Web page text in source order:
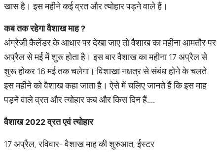
खास है। इस महीने कई व्रत और त्योहार पड़ने वाले हैं।
कबतकरहेगावैशाखमाह?
अंग्रेजी कैलेंडर के आधार पर देखा जाए तो वैशाख का महीना आमतौर पर
अप्रैल से मई में शुरू होता है। इस बार वैशाख का महीना 17 अप्रैल से
शुरू होकर 16 मई तक चलेगा। विशाखा नक्षत्र से संबंध होने के चलते
इस महीने को वैशाख कहा जाता है। ऐसे में चलिए जानते हैं कि इस माह
पड़ने वाले व्रत और त्योहार कब और किस दिन हैं....
वैशाख2022व्रतएवंत्योहार
17 अप्रैल, रविवार- वैशाख माह की शुरुआत, ईस्टर